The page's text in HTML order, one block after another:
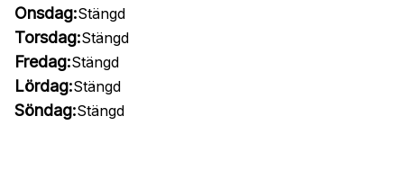
Onsdag:Stängd
Torsdag:Stängd
Fredag:Stängd
Lördag:Stängd
Söndag:Stängd